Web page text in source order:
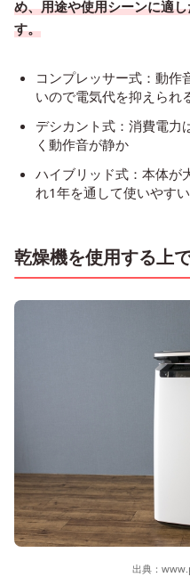
め、用途や使用シーンに適
す。
コンプレッサー式：動作
いので電気代を抑えられ
デシカント式：消費電力
く動作音が静か
ハイブリッド式：本体が
れ1年を通して使いやすい
乾燥機を使用する上
出典：